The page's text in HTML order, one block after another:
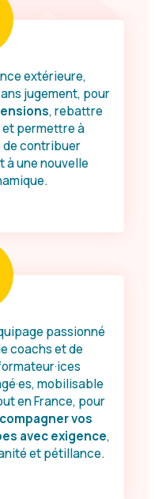
extérieure,
jugement, pour
, rebattre
permettre à
de contribuer
à une nouvelle
passionné
coachs et de
mobilisable
en France, pour
vos
avec exigence,
et pétillance.